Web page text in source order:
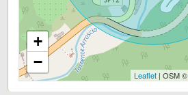
+
−
Leaflet| OSM ©